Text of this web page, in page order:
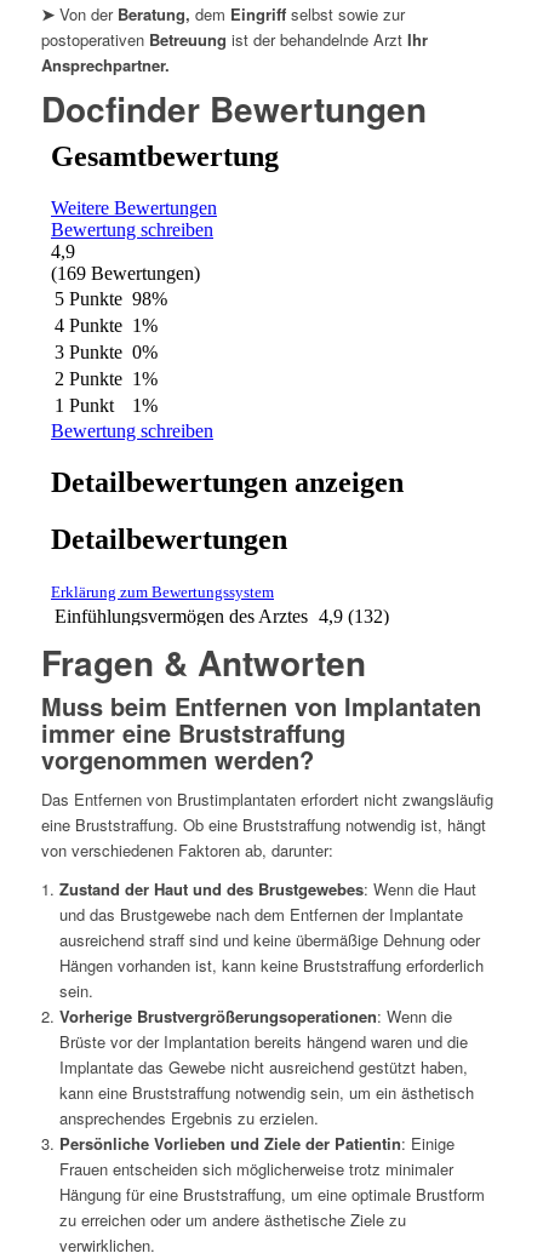
➤ Von der Beratung, dem Eingriffselbst sowie zur
postoperativen Betreuung ist der behandelnde Arzt Ihr
Ansprechpartner.
Docfinder Bewertungen
Fragen & Antworten
Muss beim Entfernen von Implantaten
immer eine Bruststraffung
vorgenommen werden?
Das Entfernen von Brustimplantaten erfordert nicht zwangsläufig
eine Bruststraffung. Ob eine Bruststraffung notwendig ist, hängt
von verschiedenen Faktoren ab, darunter:
Zustand der Haut und des Brustgewebes: Wenn die Haut
und das Brustgewebe nach dem Entfernen der Implantate
ausreichend straff sind und keine übermäßige Dehnung oder
Hängen vorhanden ist, kann keine Bruststraffung erforderlich
sein.
Vorherige Brustvergrößerungsoperationen: Wenn die
Brüste vor der Implantation bereits hängend waren und die
Implantate das Gewebe nicht ausreichend gestützt haben,
kann eine Bruststraffung notwendig sein, um ein ästhetisch
ansprechendes Ergebnis zu erzielen.
Persönliche Vorlieben und Ziele der Patientin: Einige
Frauen entscheiden sich möglicherweise trotz minimaler
Hängung für eine Bruststraffung, um eine optimale Brustform
zu erreichen oder um andere ästhetische Ziele zu
verwirklichen.